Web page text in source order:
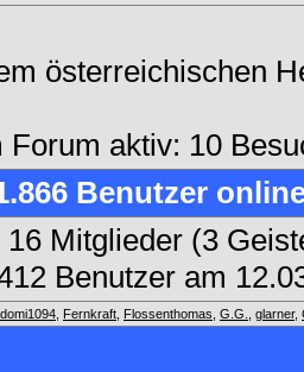
österreichischen
Forum aktiv: 10
Benutzer
Mitglieder (3
Benutzer am
domi1094 Fernkraft Flossenthomas G.G. glarner,